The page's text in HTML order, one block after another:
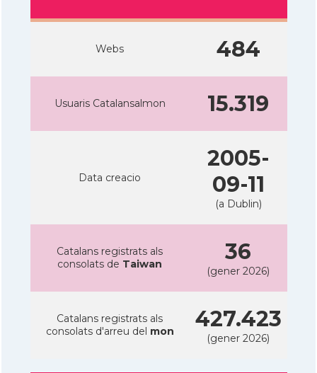
Webs 484
Usuaris Catalansalmon 15.319
Data creacio
2005-
09-11
(a Dublin)
Catalans registrats als
consolats de Taiwan 36
(gener 2026)
Catalans registrats als
consolats d'arreu del mon 427.423
(gener 2026)